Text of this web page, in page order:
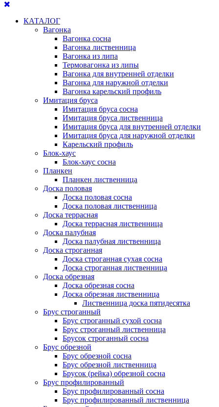
КАТАЛОГ
Вагонка
Вагонка сосна
Вагонка лиственница
Вагонка из липа
Термовагонка из липы
Вагонка для внутренней отделки
Вагонка для наружной отделки
Вагонка карельский профиль
Имитация бруса
Имитация бруса сосна
Имитация бруса лиственница
Имитация бруса для внутренней отделки
Имитация бруса для наружной отделки
Карельский профиль
Блок-хаус
Блок-хаус сосна
Планкен
Планкен лиственница
Доска половая
Доска половая сосна
Доска половая лиственница
Доска террасная
Доска террасная лиственница
Доска палубная
Доска палубная лиственница
Доска строганная
Доска строганная сухая сосна
Доска строганная лиственница
Доска обрезная
Доска обрезная сосна
Доска обрезная лиственница
Лиственница доска пятидесятка
Брус строганный
Брус строганный сухой сосна
Брус строганный лиственница
Брусок строганный сосна
Брус обрезной
Брус обрезной сосна
Брус обрезной лиственница
Брусок (рейка) обрезной сосна
Брус профилированный
Брус профилированный сосна
Брус профилированный лиственница